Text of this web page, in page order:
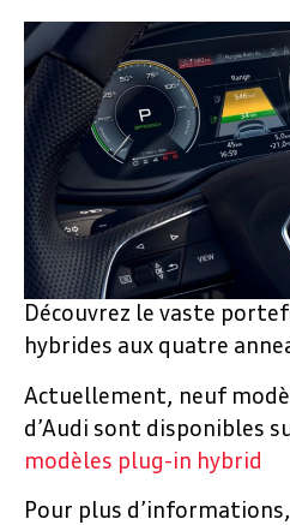
Découvrez le vaste
hybrides aux quatre
Actuellement, neuf
d’Audi sont disponibles
modèles plug-in hybrid
Pour plus